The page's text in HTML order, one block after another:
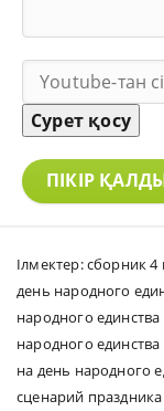
Сурет қосу
ПІКІР
Ілмектер:сборник 4
день народного
народного
народного
на день народного
сценарий